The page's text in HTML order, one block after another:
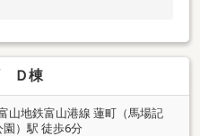
Ｄ棟
山地鉄富山港線 蓮町（馬場記
園）駅 徒歩6分